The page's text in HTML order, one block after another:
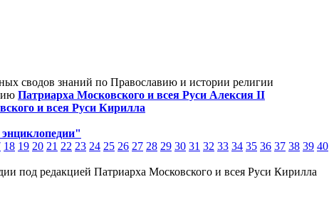
сводов знаний по Православию и истории религии
Патриарха Московского и всея Руси Алексия II
и всея Руси Кирилла
18 19 20 21 22 23 24 25 26 27 28 29 30 31 32 33 34 35 36 37 38 39 40
под редакцией Патриарха Московского и всея Руси Кирилла